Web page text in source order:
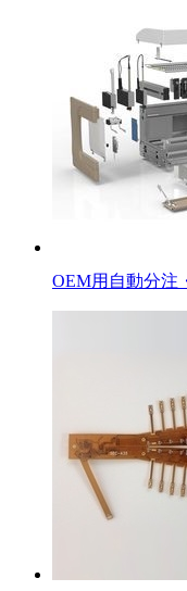
OEM用自動分注